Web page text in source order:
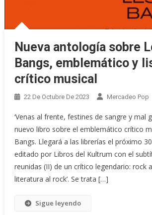
Nueva antología sobre
Bangs, emblemático y
crítico musical
22 De Octubre De 2023 Mercadeo Pop
‘Venas al frente, festines de sangre y mal
nuevo libro sobre el emblemático crítico
Bangs. Llegará a las librerías el próximo
editado por Libros del Kultrum con el
reunidas (II) de un crítico legendario: rock
literatura al rock’. Se trata […]
Sigue leyendo